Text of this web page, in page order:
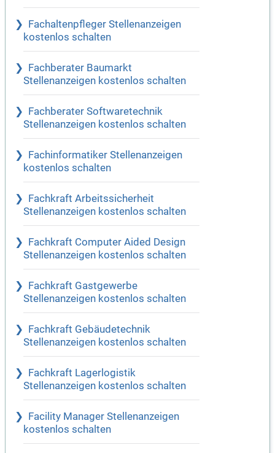
Fachaltenpfleger Stellenanzeigen
kostenlos schalten
Fachberater Baumarkt
Stellenanzeigen kostenlos schalten
Fachberater Softwaretechnik
Stellenanzeigen kostenlos schalten
Fachinformatiker Stellenanzeigen
kostenlos schalten
Fachkraft Arbeitssicherheit
Stellenanzeigen kostenlos schalten
Fachkraft Computer Aided Design
Stellenanzeigen kostenlos schalten
Fachkraft Gastgewerbe
Stellenanzeigen kostenlos schalten
Fachkraft Gebäudetechnik
Stellenanzeigen kostenlos schalten
Fachkraft Lagerlogistik
Stellenanzeigen kostenlos schalten
Facility Manager Stellenanzeigen
kostenlos schalten